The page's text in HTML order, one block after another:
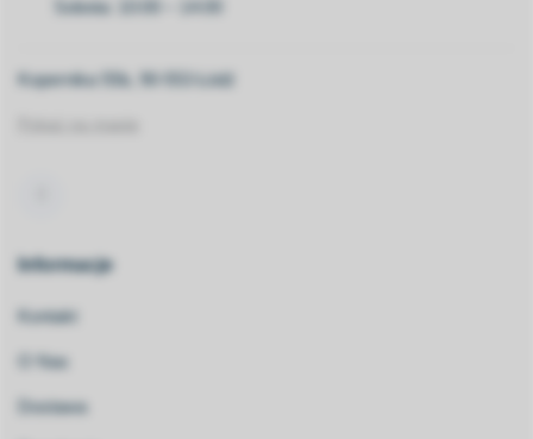
Sobota: 10:00 – 14:00
Kopernika 55b, 90-553 Łódź
Informacje
Kontakt
O Nas
Dostawa